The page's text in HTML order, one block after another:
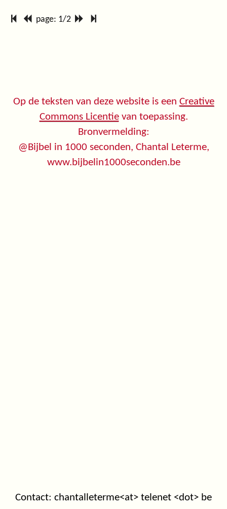
page: 1/2
Op de teksten van deze website is een Creative
Commons Licentievan toepassing.
Bronvermelding:
@Bijbel in 1000 seconden, Chantal Leterme,
www.bijbelin1000seconden.be
Contact: chantalleterme<at> telenet <dot> be